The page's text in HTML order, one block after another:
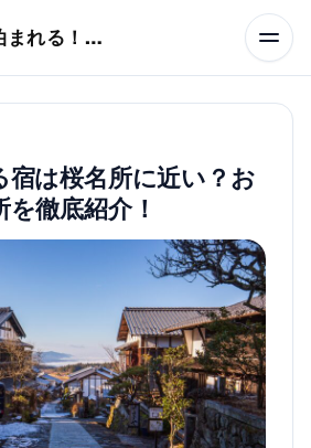
【全国】ペットと泊まれる！ホテル・旅館・ヴィラ
宿は桜名所に近い？お
徹底紹介！